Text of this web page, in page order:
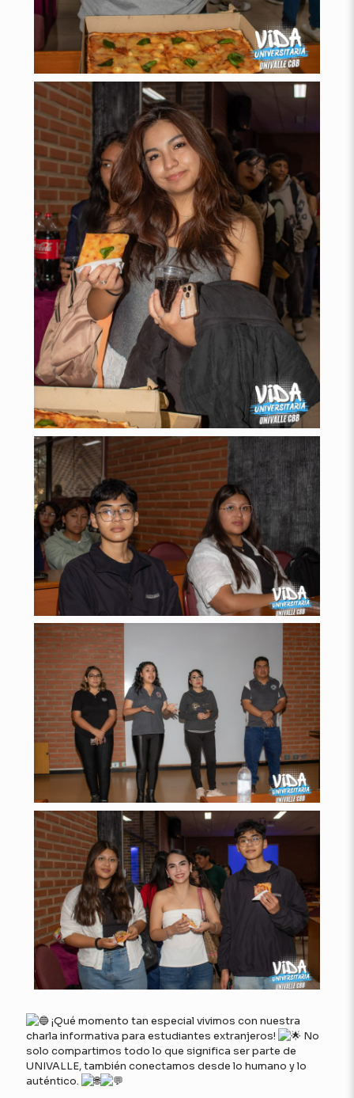
¡Qué momento tan especial vivimos con nuestra
charla informativa para estudiantes extranjeros!
No
solo compartimos todo lo que significa ser parte de
UNIVALLE, también conectamos desde lo humano y lo
auténtico.